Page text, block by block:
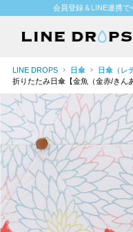
会員登録＆LINE連携で
LINE DROPS 日傘 日傘（レ
折りたたみ日傘【金魚（金赤/きん